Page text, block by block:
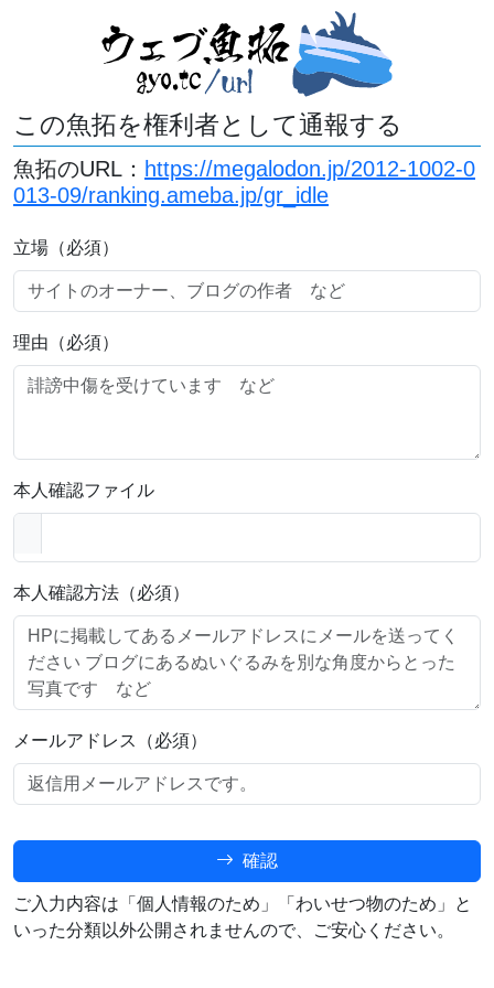
この魚拓を権利者として通報する
魚拓のURL： https://megalodon.jp/2012-1002-0
013-09/ranking.ameba.jp/gr_idle
立場（必須）
理由（必須）
本人確認ファイル
本人確認方法（必須）
メールアドレス（必須）
確認
ご入力内容は「個人情報のため」「わいせつ物のため」と
いった分類以外公開されませんので、ご安心ください。